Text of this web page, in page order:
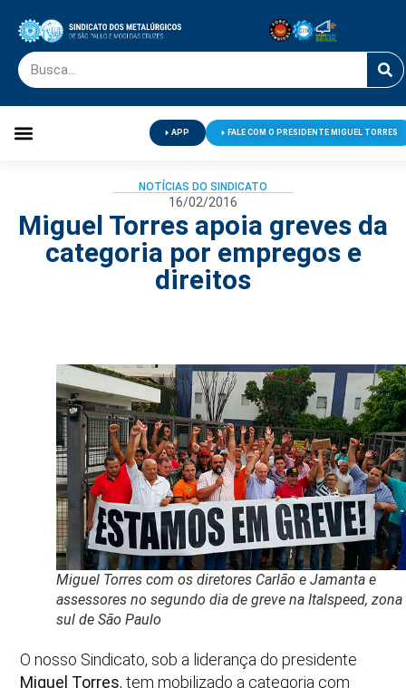
APP FALE COM O PRESIDENTE MIGUEL TORRES
NOTÍCIAS DO SINDICATO
16/02/2016
Miguel Torres apoia greves da
categoria por empregos e
direitos
Miguel Torres com os diretores Carlão e Jamanta e
assessores no segundo dia de greve na Italspeed, zona
sul de São Paulo
O nosso Sindicato, sob a liderança do presidente
Miguel Torres, tem mobilizado a categoria com